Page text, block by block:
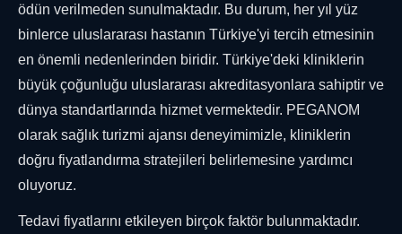
ödün verilmeden sunulmaktadır. Bu durum, her yıl yüz
binlerce uluslararası hastanın Türkiye'yi tercih etmesinin
en önemli nedenlerinden biridir. Türkiye'deki kliniklerin
büyük çoğunluğu uluslararası akreditasyonlara sahiptir ve
dünya standartlarında hizmet vermektedir. PEGANOM
olarak sağlık turizmi ajansı deneyimimizle, kliniklerin
doğru fiyatlandırma stratejileri belirlemesine yardımcı
oluyoruz.
Tedavi fiyatlarını etkileyen birçok faktör bulunmaktadır.